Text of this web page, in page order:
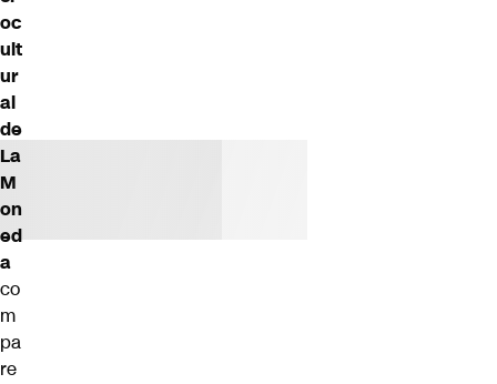
oc
ult
ur
al
de
La
M
on
ed
a
co
m
pa
re